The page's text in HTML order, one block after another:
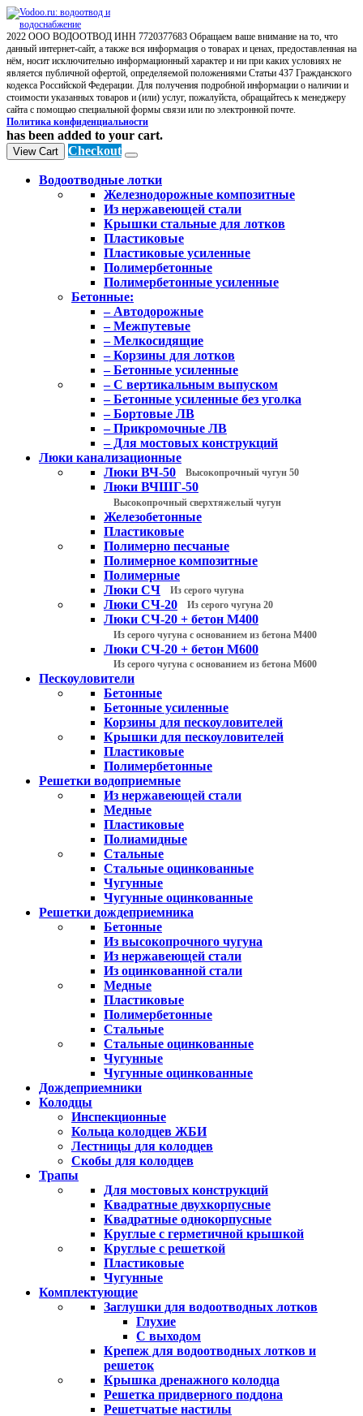
2022 ООО ВОДООТВОД ИНН 7720377683 Обращаем ваше внимание на то, что
данный интернет-сайт, а также вся информация о товарах и ценах, предоставленная на
нём, носит исключительно информационный характер и ни при каких условиях не
является публичной офертой, определяемой положениями Статьи 437 Гражданского
кодекса Российской Федерации. Для получения подробной информации о наличии и
стоимости указанных товаров и (или) услуг, пожалуйста, обращайтесь к менеджеру
сайта с помощью специальной формы связи или по электронной почте.
Политика конфиденциальности
has been added to your cart.
View Cart Checkout
Водоотводные лотки
Железнодорожные композитные
Из нержавеющей стали
Крышки стальные для лотков
Пластиковые
Пластиковые усиленные
Полимербетонные
Полимербетонные усиленные
Бетонные:
– Автодорожные
– Межпутевые
– Мелкосидящие
– Корзины для лотков
– Бетонные усиленные
– С вертикальным выпуском
– Бетонные усиленные без уголка
– Бортовые ЛВ
– Прикромочные ЛВ
– Для мостовых конструкций
Люки канализационные
Люки ВЧ-50
Высокопрочный чугун 50
Люки ВЧШГ-50
Высокопрочный сверхтяжелый чугун
Железобетонные
Пластиковые
Полимерно песчаные
Полимерное композитные
Полимерные
Люки СЧ
Из серого чугуна
Люки СЧ-20 Из серого чугуна 20
Люки СЧ-20 + бетон М400
Из серого чугуна с основанием из бетона М400
Люки СЧ-20 + бетон М600
Из серого чугуна с основанием из бетона М600
Пескоуловители
Бетонные
Бетонные усиленные
Корзины для пескоуловителей
Крышки для пескоуловителей
Пластиковые
Полимербетонные
Решетки водоприемные
Из нержавеющей стали
Медные
Пластиковые
Полиамидные
Стальные
Стальные оцинкованные
Чугунные
Чугунные оцинкованные
Решетки дождеприемника
Бетонные
Из высокопрочного чугуна
Из нержавеющей стали
Из оцинкованной стали
Медные
Пластиковые
Полимербетонные
Стальные
Стальные оцинкованные
Чугунные
Чугунные оцинкованные
Дождеприемники
Колодцы
Инспекционные
Кольца колодцев ЖБИ
Лестницы для колодцев
Скобы для колодцев
Трапы
Для мостовых конструкций
Квадратные двухкорпусные
Квадратные однокорпусные
Круглые с герметичной крышкой
Круглые с решеткой
Пластиковые
Чугунные
Комплектующие
Заглушки для водоотводных лотков
Глухие
С выходом
Крепеж для водоотводных лотков и
решеток
Крышка дренажного колодца
Решетка придверного поддона
Решетчатые настилы